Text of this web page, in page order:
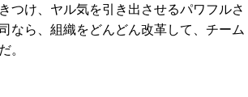
つけ、ヤル気を引き出させるパワフルさ
なら、組織をどんどん改革して、チーム
。